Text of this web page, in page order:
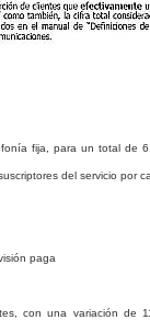
fija, para un total de
del servicio por
paga
con una variación